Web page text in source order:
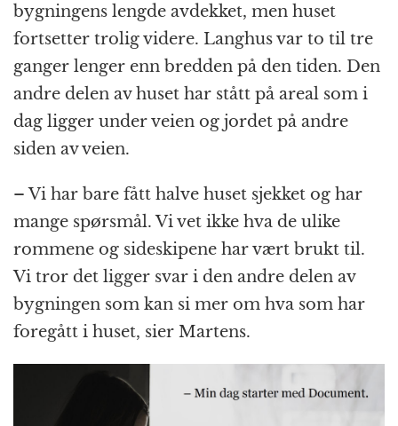
bygningens lengde avdekket, men huset
fortsetter trolig videre. Langhus var to til tre
ganger lenger enn bredden på den tiden. Den
andre delen av huset har stått på areal som i
dag ligger under veien og jordet på andre
siden av veien.
– Vi har bare fått halve huset sjekket og har
mange spørsmål. Vi vet ikke hva de ulike
rommene og sideskipene har vært brukt til.
Vi tror det ligger svar i den andre delen av
bygningen som kan si mer om hva som har
foregått i huset, sier Martens.